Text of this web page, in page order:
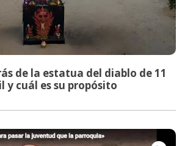
de la estatua del diablo de 11
y cuál es su propósito